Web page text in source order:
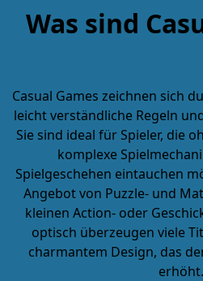
Was sind
Casual Games zeichnen sich
leicht verständliche Regeln
Sie sind ideal für Spieler, die
komplexe
Spielgeschehen eintauchen
Angebot von Puzzle- und
kleinen Action- oder
optisch überzeugen viele
charmantem Design, das
erhöht.